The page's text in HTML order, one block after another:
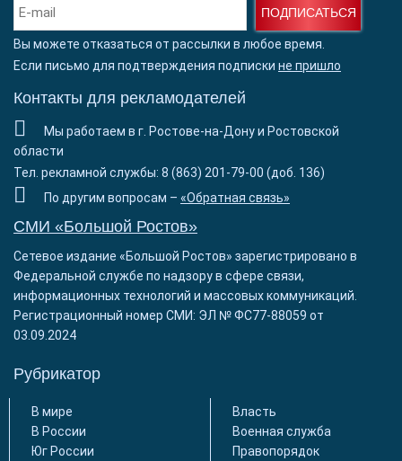
ПОДПИСАТЬСЯ
Вы можете отказаться от рассылки в любое время.
Если письмо для подтверждения подписки не пришло
Контакты для рекламодателей
Мы работаем в г. Ростове-на-Дону и Ростовской
области
Тел. рекламной службы: 8 (863) 201-79-00 (доб. 136)
По другим вопросам – «Обратная связь»
СМИ «Большой Ростов»
Сетевое издание «Большой Ростов» зарегистрировано в
Федеральной службе по надзору в сфере связи,
информационных технологий и массовых коммуникаций.
Регистрационный номер СМИ: ЭЛ № ФС77-88059 от
03.09.2024
Рубрикатор
В мире
В России
Юг России
Власть
Военная служба
Правопорядок